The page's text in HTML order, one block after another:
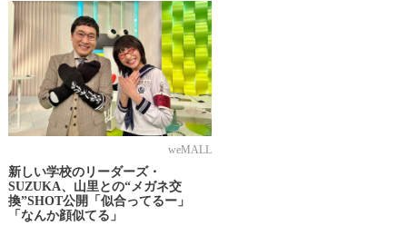
weMALL
新しい学校のリーダーズ・
SUZUKA、山里との“メガネ交
換”SHOT公開「似合ってるー」
「なんか顔似てる」